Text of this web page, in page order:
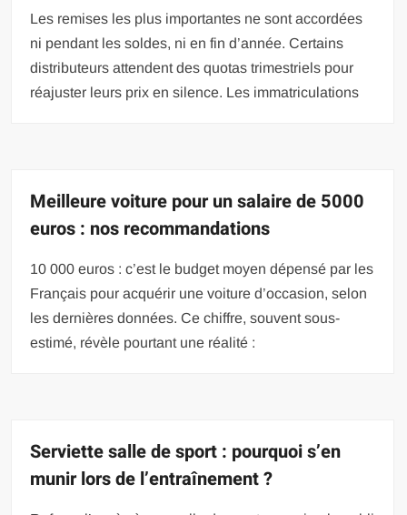
Les remises les plus importantes ne sont accordées
ni pendant les soldes, ni en fin d’année. Certains
distributeurs attendent des quotas trimestriels pour
réajuster leurs prix en silence. Les immatriculations
Meilleure voiture pour un salaire de 5000
euros : nos recommandations
10 000 euros : c’est le budget moyen dépensé par les
Français pour acquérir une voiture d’occasion, selon
les dernières données. Ce chiffre, souvent sous-
estimé, révèle pourtant une réalité :
Serviette salle de sport : pourquoi s’en
munir lors de l’entraînement ?